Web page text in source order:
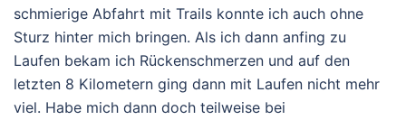
schmierige Abfahrt mit Trails konnte ich auch ohne
Sturz hinter mich bringen. Als ich dann anfing zu
Laufen bekam ich Rückenschmerzen und auf den
letzten 8 Kilometern ging dann mit Laufen nicht mehr
viel. Habe mich dann doch teilweise bei